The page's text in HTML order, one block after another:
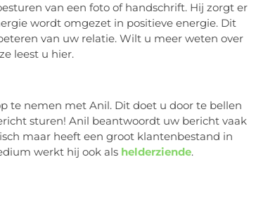
van een foto of handschrift. Hij zorgt er
wordt omgezet in positieve energie. Dit
van uw relatie. Wilt u meer weten over
leest u hier.
te nemen met Anil. Dit doet u door te bellen
sturen! Anil beantwoordt uw bericht vaak
maar heeft een groot klantenbestand in
werkt hij ook als helderziende.